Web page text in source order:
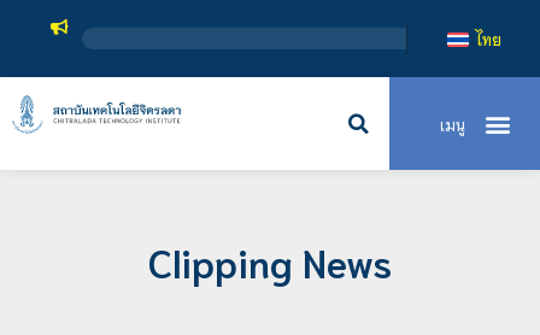
สถาบันเทคโนโลยีจิตรลด
ไทย
Clipping News